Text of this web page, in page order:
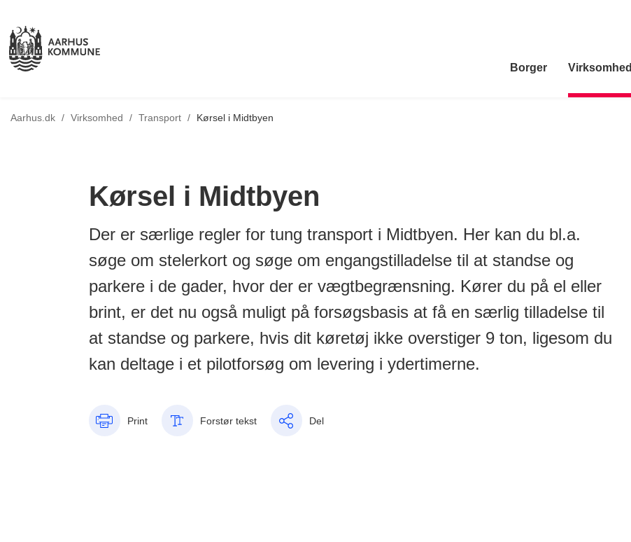
Borger Virksomhed
Aarhus.dk / Virksomhed / Tilbage til
Transport / Kørsel i Midtbyen
Kørsel i Midtbyen
Der er særlige regler for tung transport i Midtbyen. Her kan du bl.a.
søge om stelerkort og søge om engangstilladelse til at standse og
parkere i de gader, hvor der er vægtbegrænsning. Kører du på el eller
brint, er det nu også muligt på forsøgsbasis at få en særlig tilladelse til
at standse og parkere, hvis dit køretøj ikke overstiger 9 ton, ligesom du
kan deltage i et pilotforsøg om levering i ydertimerne.
Print Forstør tekst Del